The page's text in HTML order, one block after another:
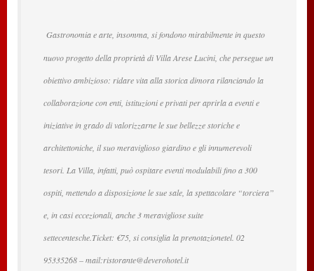
Gastronomia e arte, insomma, si fondono mirabilmente in questo
nuovo progetto della proprietà di Villa Arese Lucini, che persegue un
obiettivo ambizioso: ridare vita alla storica dimora rilanciando la
collaborazione con enti, istituzioni e privati per aprirla a eventi e
iniziative in grado di valorizzarne le sue bellezze storiche e
architettoniche, il suo meraviglioso giardino e gli innumerevoli
tesori. La Villa, infatti, può ospitare eventi modulabili fino a 300
ospiti, mettendo a disposizione le sue sale, la spettacolare “torciera”
e, in casi eccezionali, anche 3 meravigliose suite
settecentesche.Ticket: €75, si consiglia la prenotazionetel. 02
95335268 – mail:ristorante@deverohotel.it